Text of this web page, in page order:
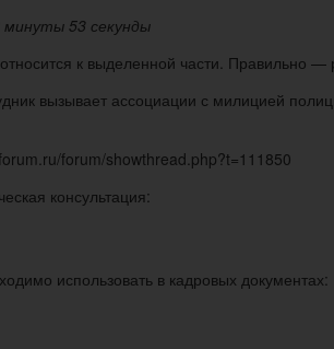
минуты 53 секунды
к выделенной части. Правильно
вызывает ассоциации с милицией
forum/showthread.php?t=111850
консультация:
использовать в кадровых